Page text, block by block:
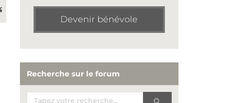
Devenir bénévole
Recherche sur le forum